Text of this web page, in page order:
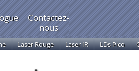
Contactez-
nous
Laser Rouge Laser IR LDs Pico